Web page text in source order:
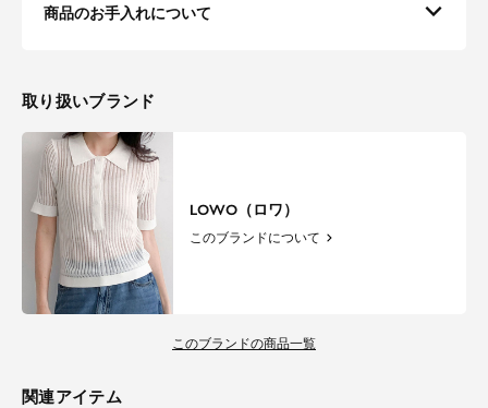
商品のお手入れについて
取り扱いブランド
LOWO（ロワ）
このブランドについて
このブランドの商品一覧
関連アイテム